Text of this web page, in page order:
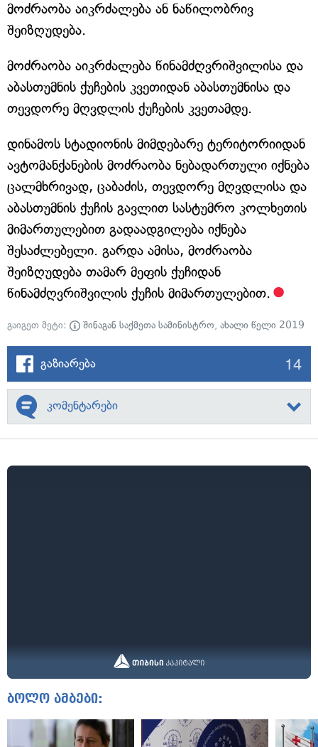
მოძრაობა აიკრძალება ან ნაწილობრივ
შეიზღუდება.
მოძრაობა აიკრძალება წინამძღვრიშვილისა და
აბასთუმნის ქუჩების კვეთიდან აბასთუმნისა და
თევდორე მღვდლის ქუჩების კვეთამდე.
დინამოს სტადიონის მიმდებარე ტერიტორიიდან
ავტომანქანების მოძრაობა ნებადართული იქნება
ცალმხრივად, ცაბაძის, თევდორე მღვდლისა და
აბასთუმნის ქუჩის გავლით სასტუმრო კოლხეთის
მიმართულებით გადაადგილება იქნება
შესაძლებელი. გარდა ამისა, მოძრაობა
შეიზღუდება თამარ მეფის ქუჩიდან
წინამძღვრიშვილის ქუჩის მიმართულებით.
გაიგეთ მეტი: შინაგან საქმეთა სამინისტრო, ახალი წელი 2019
გაზიარება 14
კომენტარები
ბოლო ამბები: